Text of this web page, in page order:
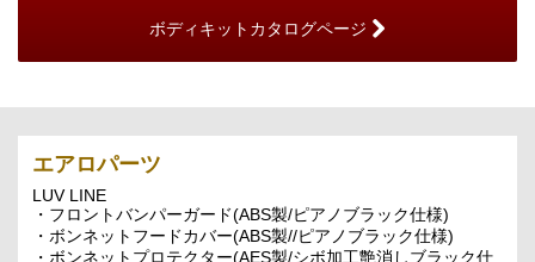
ボディキットカタログページ
エアロパーツ
LUV LINE
・フロントバンパーガード(ABS製/ピアノブラック仕様)
・ボンネットフードカバー(ABS製//ピアノブラック仕様)
・ボンネットプロテクター(AES製/シボ加工艶消しブラック仕